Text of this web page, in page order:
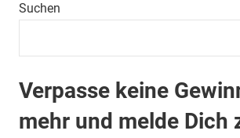
Suchen
Verpasse keine
mehr und melde Dich